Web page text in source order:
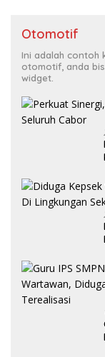
Otomotif
Ini adalah contoh
otomotif, anda
widget.